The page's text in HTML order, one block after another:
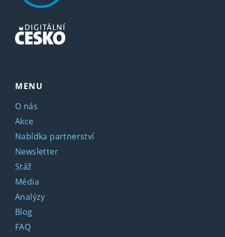
MENU
O nás
Akce
Nabídka partnerství
Newsletter
Stáž
Média
Analýzy
Blog
FAQ